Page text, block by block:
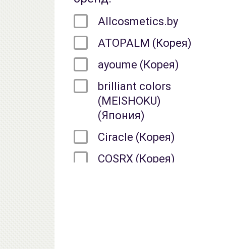
Allcosmetics.by
ATOPALM (Корея)
ayoume (Корея)
brilliant colors
(MEISHOKU)
(Япония)
Ciracle (Корея)
COSRX (Корея)